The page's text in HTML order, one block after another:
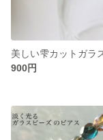
900円